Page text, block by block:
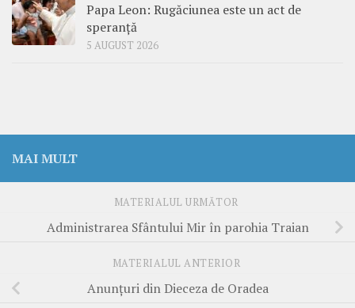
Papa Leon: Rugăciunea este un act de
speranță
5 AUGUST 2026
MAI MULT
MATERIALUL URMĂTOR
Administrarea Sfântului Mir în parohia Traian
MATERIALUL ANTERIOR
Anunțuri din Dieceza de Oradea